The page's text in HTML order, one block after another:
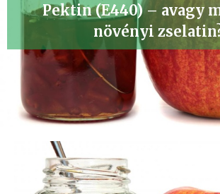
Pektin (E440) – avagy
növényi